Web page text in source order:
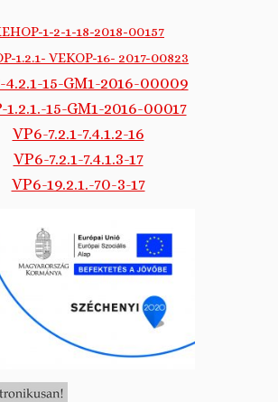
1-2-1-18-2018-00157
1.2.1- VEKOP-16- 2017-00823
4.2.1-15-GM1-2016-00009
1.2.1.-15-GM1-2016-00017
VP6-7.2.1-7.4.1.2-16
VP6-7.2.1-7.4.1.3-17
VP6-19.2.1.-70-3-17